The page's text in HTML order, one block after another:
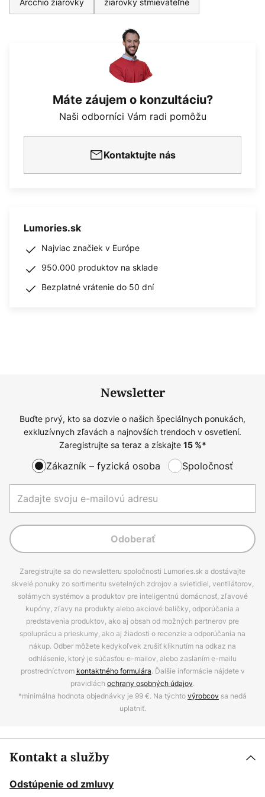
Máte záujem o konzultáciu?
Naši odborníci Vám radi pomôžu
Kontaktujte nás
Lumories.sk
Najviac značiek v Európe
950.000 produktov na sklade
Bezplatné vrátenie do 50 dní
Newsletter
Buďte prvý, kto sa dozvie o našich špeciálnych ponukách,
exkluzívnych zľavách a najnovších trendoch v osvetlení.
Zaregistrujte sa teraz a získajte 15%*
Zákazník – fyzická osoba Spoločnosť
Odoberať
Zaregistrujte sa do newsletteru spoločnosti Lumories.sk a dostávajte
skvelé ponuky zo sortimentu svetelných zdrojov a svietidiel, ventilátorov,
solárnych systémov a produktov pre inteligentnú domácnosť, zľavové
kupóny, zľavy na produkty alebo akciové balíčky, odporúčania a
predstavenia produktov, ako aj obsah od možných partnerov pre
spoluprácu a prieskumy, ako aj žiadosti o recenzie a odporúčania na
nákup. Odber môžete kedykoľvek zrušiť kliknutím na odkaz na
odhlásenie, ktorý je súčasťou e-mailov, alebo zaslaním e-mailu
prostredníctvom kontaktného formulára. Ďalšie informácie nájdete v
pravidlách ochrany osobných údajov.
*minimálna hodnota objednávky je 99 €. Na týchtovýrobcov sa nedá
uplatniť.
Kontakt a služby
Odstúpenie od zmluvy